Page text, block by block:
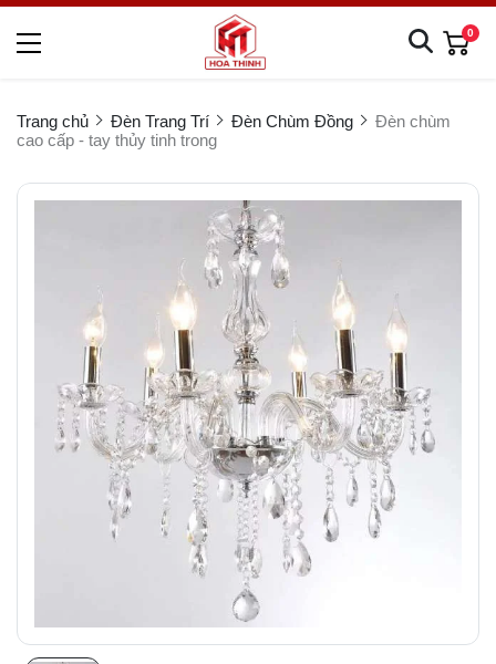
0
Trang chủ Đèn Trang Trí Đèn Chùm Đồng
Đèn chùm
cao cấp - tay thủy tinh trong